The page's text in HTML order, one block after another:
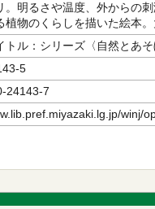
。明るさや温度、外からの
植物のくらしを描いた絵本
トル：シリーズ〈自然とあ
5
24143-7
winj/